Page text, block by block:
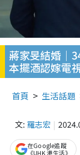
蔣家旻結婚｜
本擺酒認嫁電
首頁 生活話題
文: 羅志宏
在Google追蹤
《UHK 港生活》